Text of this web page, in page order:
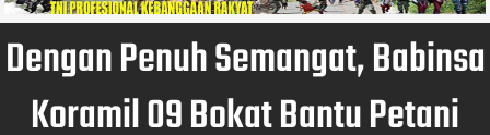
Dengan Penuh Semangat, Babinsa
Koramil 09 Bokat Bantu Petani